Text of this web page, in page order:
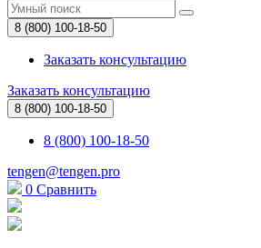
8 (800) 100-18-50
Заказать консультацию
Заказать консультацию
8 (800) 100-18-50
8 (800) 100-18-50
tengen@tengen.pro
0 Сравнить